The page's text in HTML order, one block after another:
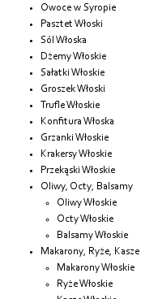
Owoce w Syropie
Pasztet Włoski
Sól Włoska
Dżemy Włoskie
Sałatki Włoskie
Groszek Włoski
Trufle Włoskie
Konfitura Włoska
Grzanki Włoskie
Krakersy Włoskie
Przekąski Włoskie
Oliwy, Octy, Balsamy
Oliwy Włoskie
Octy Włoskie
Balsamy Włoskie
Makarony, Ryże, Kasze
Makarony Włoskie
Ryże Włoskie